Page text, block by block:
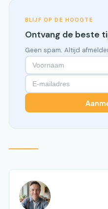
BLIJF OP DE HOOGTE
Ontvang de beste
Geen spam. Altijd